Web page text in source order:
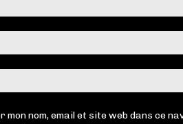
mon nom, email et site web dans ce